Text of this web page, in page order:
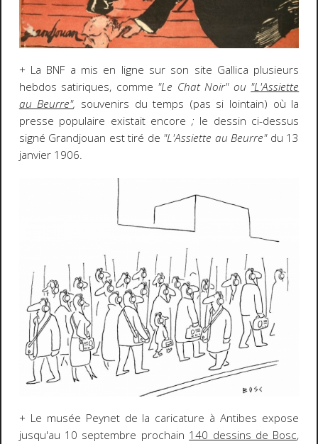
+ La BNF a mis en ligne sur son site Gallica plusieurs
hebdos satiriques, comme "Le Chat Noir" ou "L'Assiette
au Beurre", souvenirs du temps (pas si lointain) où la
presse populaire existait encore ; le dessin ci-dessus
signé Grandjouan est tiré de "L'Assiette au Beurre"du 13
janvier 1906.
+ Le musée Peynet de la caricature à Antibes expose
jusqu'au 10 septembre prochain 140 dessins de Bosc,